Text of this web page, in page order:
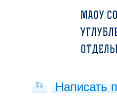
МАОУ
Написать